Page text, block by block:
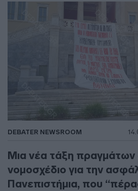
DEBATER NEWSROOM
Μια νέα τάξη πραγμάτων
νομοσχέδιο για την
Πανεπιστήμια, που